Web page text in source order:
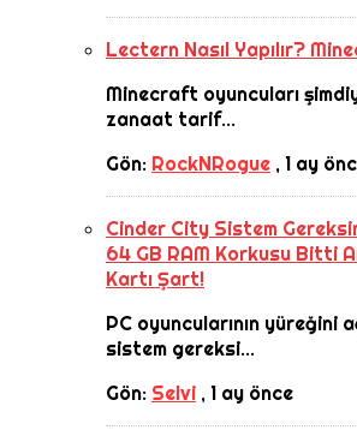
Lectern Nasıl Yapılır?
Minecraft oyuncuları
zanaat tarif...
Gön: RockNRogue ,1 ay
Cinder City Sistem
64 GB RAM Korkusu Bitti
Kartı Şart!
PC oyuncularının yüreğini
sistem gereksi...
Gön: Selvi ,1 ay önce